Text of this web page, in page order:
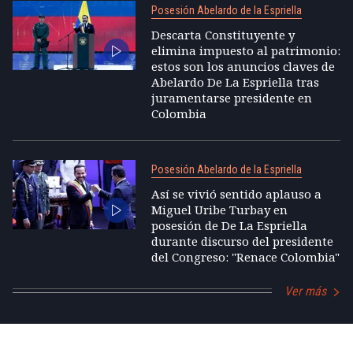
Posesión Abelardo de la Espriella
Descarta Constituyente y
elimina impuesto al patrimonio:
estos son los anuncios claves de
Abelardo De La Espriella tras
juramentarse presidente en
Colombia
Posesión Abelardo de la Espriella
Así se vivió sentido aplauso a
Miguel Uribe Turbay en
posesión de De La Espriella
durante discurso del presidente
del Congreso: "Renace Colombia"
Ver más